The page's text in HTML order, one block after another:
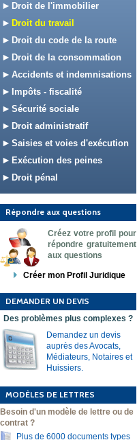
Droit de l'immobilier
Droit du travail
Droit du code de la route
Droit de la consommation
Accidents et indemnisations
Impôts - fiscalité
Sécurité sociale
Droit administratif
Saisies et voies d'exécution
Exécution des peines
Droit pénal
Répondre aux questions
Créez votre profil pour
répondre gratuitement
aux questions
Créer mon Profil Juridique
DEMANDER UN DEVIS
Des problèmes plus complexes ?
Demandez un devis
auprès des Avocats,
Médiateurs, Notaires et
Huissiers.
MODÈLES DE LETTRES
Besoin d'un modèle de lettre ou de
contrat ?
Plus de 6000 documents types